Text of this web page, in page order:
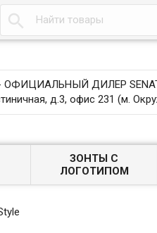

ДИЛЕР
д.3, офис 231 (м.
ЗОНТЫ С
ЛОГОТИПОМ